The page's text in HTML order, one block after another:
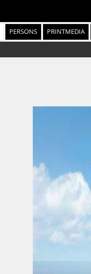
PERSONS PRINTMEDIA